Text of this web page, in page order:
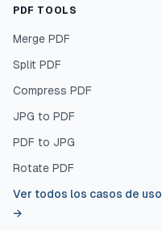
PDF TOOLS
Merge PDF
Split PDF
Compress PDF
JPG to PDF
PDF to JPG
Rotate PDF
Ver todos los casos de uso
→